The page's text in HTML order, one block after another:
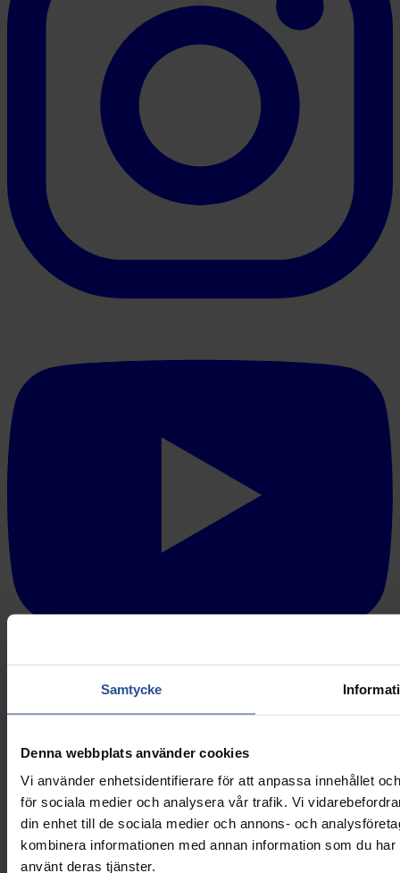
Samtycke
Denna webbplats använder cookies
Vi använder enhetsidentifierare för att anpassa innehållet
för sociala medier och analysera vår trafik. Vi
din enhet till de sociala medier och annons- och
kombinera informationen med annan information som du
använt deras tjänster.
Certifieringar